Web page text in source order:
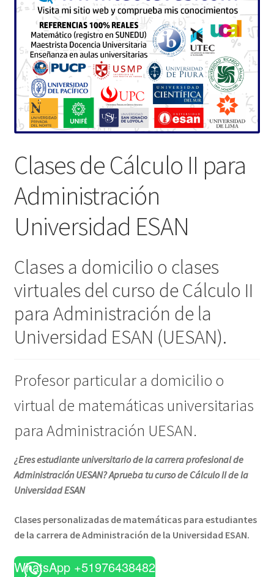
Clases de Cálculo II para
Administración
Universidad ESAN
Clases a domicilio o clases
virtuales del curso de Cálculo II
para Administración de la
Universidad ESAN (UESAN).
Profesor particular a domicilio o
virtual de matemáticas universitarias
para Administración UESAN.
¿Eres estudiante universitario de la carrera profesional de
Administración UESAN? Aprueba tu curso de Cálculo II de la
Universidad ESAN
Clases personalizadas de matemáticas para estudiantes
de la carrera de Administración de la Universidad ESAN.
WhatsApp +51976438482